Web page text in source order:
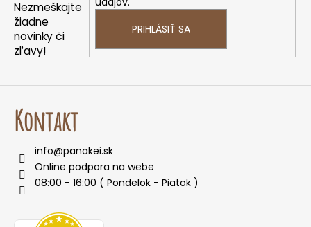
Nezmeškajte
žiadne
novinky či
zľavy!
PRIHLÁSIŤ SA
Kontakt
info@panakei.sk
Online podpora na webe
08:00 - 16:00 ( Pondelok - Piatok )